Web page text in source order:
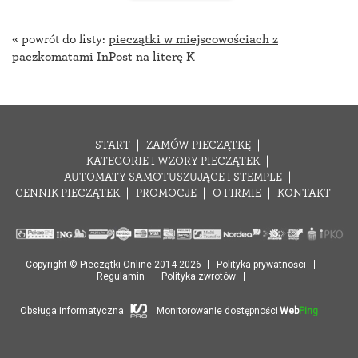
« powrót do listy: pieczątki w miejscowościach z
paczkomatami InPost na literę K
START
ZAMÓW PIECZĄTKĘ
KATEGORIE I WZORY PIECZĄTEK
AUTOMATY SAMOTUSZUJĄCE I STEMPLE
CENNIK PIECZĄTEK
PROMOCJE O FIRMIE KONTAKT
Copyright © Pieczątki Online 2014-2026
Polityka prywatności
Regulamin
Polityka zwrotów
Obsługa informatyczna Monitorowanie dostępności WebPing